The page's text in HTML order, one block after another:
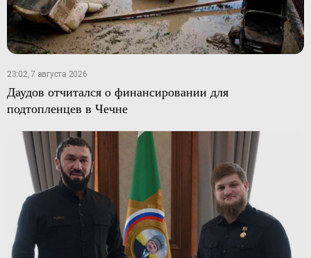
23:02, 7 августа 2026
Даудов отчитался о финансировании для
подтопленцев в Чечне